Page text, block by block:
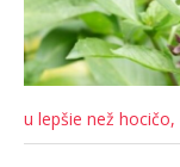
u lepšie než